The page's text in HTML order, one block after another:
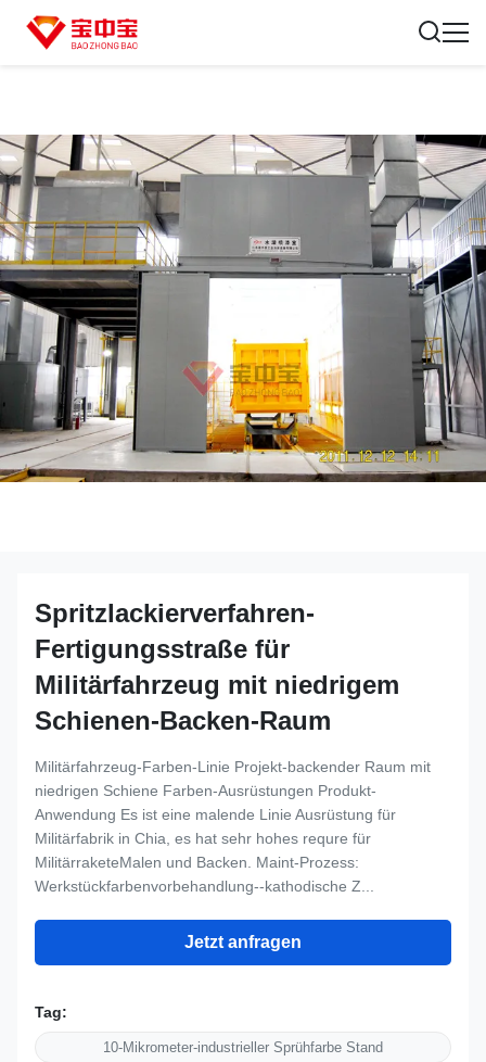
Spritzlackierverfahren-
Fertigungsstraße für
Militärfahrzeug mit niedrigem
Schienen-Backen-Raum
Militärfahrzeug-Farben-Linie Projekt-backender Raum mit
niedrigen Schiene Farben-Ausrüstungen Produkt-
Anwendung Es ist eine malende Linie Ausrüstung für
Militärfabrik in Chia, es hat sehr hohes requre für
MilitärraketeMalen und Backen. Maint-Prozess:
Werkstückfarbenvorbehandlung--kathodische Z...
Jetzt anfragen
Tag:
10-Mikrometer-industrieller Sprühfarbe Stand